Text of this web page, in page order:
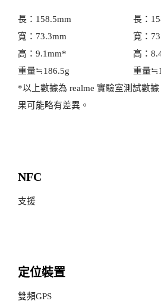
長：158.5mm
寬：73.3mm
高：9.1mm*
重量≒186.5g
長：
寬：
高：
重量
*以上數據為 realme 實驗室測試數
果可能略有差異。
NFC
支援
定位裝置
雙頻GPS